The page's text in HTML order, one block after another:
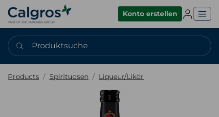
Konto erstellen
Produktsuche
Products Spirituosen Liqueur/Likör